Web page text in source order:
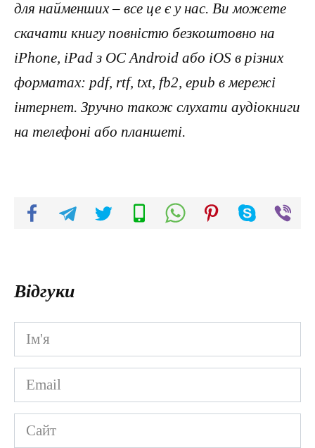
для найменших – все це є у нас. Ви можете
скачати книгу повністю безкоштовно на
iPhone, iPad з ОС Android або iOS в різних
форматах: pdf, rtf, txt, fb2, epub в мережі
інтернет. Зручно також слухати аудіокниги
на телефоні або планшеті.
Відгуки
Ім'я
*
Email
*
Сайт